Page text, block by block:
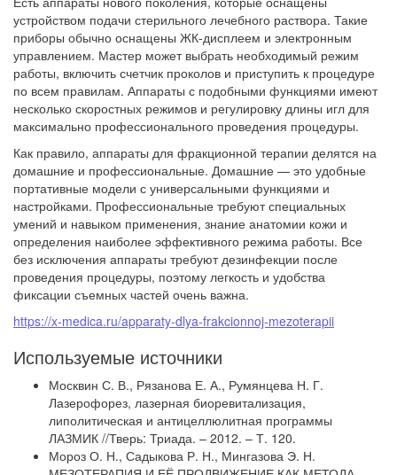
устройством подачи стерильного лечебного раствора. Такие
приборы обычно оснащены ЖК-дисплеем и электронным
управлением. Мастер может выбрать необходимый режим
работы, включить счетчик проколов и приступить к процедуре
по всем правилам. Аппараты с подобными функциями имеют
несколько скоростных режимов и регулировку длины игл для
максимально профессионального проведения процедуры.
Как правило, аппараты для фракционной терапии делятся на
домашние и профессиональные. Домашние — это удобные
портативные модели с универсальными функциями и
настройками. Профессиональные требуют специальных
умений и навыком применения, знание анатомии кожи и
определения наиболее эффективного режима работы. Все
без исключения аппараты требуют дезинфекции после
проведения процедуры, поэтому легкость и удобства
фиксации съемных частей очень важна.
https://x-medica.ru/apparaty-dlya-frakcionnoj-mezoterapii
Используемые источники
Москвин С. В., Рязанова Е. А., Румянцева Н. Г.
Лазерофорез, лазерная биоревитализация,
липолитическая и антицеллюлитная программы
ЛАЗМИК //Тверь: Триада. – 2012. – Т. 120.
Мороз О. Н., Садыкова Р. Н., Мингазова Э. Н.